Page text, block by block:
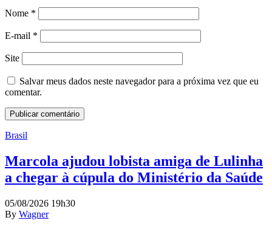
Nome *
E-mail *
Site
Salvar meus dados neste navegador para a próxima vez que eu
comentar.
Brasil
Marcola ajudou lobista amiga de Lulinha
a chegar à cúpula do Ministério da Saúde
05/08/2026 19h30
By Wagner